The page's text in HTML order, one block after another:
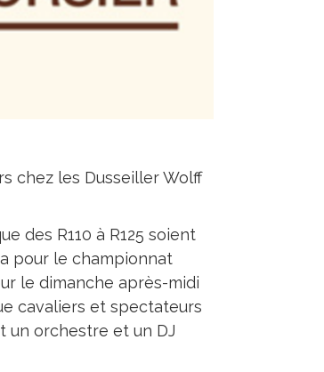
chez les Dusseiller Wolff
des R110 à R125 soient
pour le championnat
le dimanche après-midi
cavaliers et spectateurs
un orchestre et un DJ